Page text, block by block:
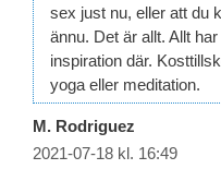
sex just nu, eller att du
ännu. Det är allt. Allt
inspiration där.
yoga eller meditation.
M. Rodriguez
2021-07-18 kl. 16:49